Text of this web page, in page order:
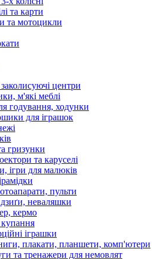
та карти
та мотоцикли
центри
м'які меблі
годування, ходунки
для іграшок
гризунки
та каруселі
ігри для малюків
пульти
неваляшки
кермо
іграшки
плакати, планшети, комп'ютери
та тренажери для немовлят